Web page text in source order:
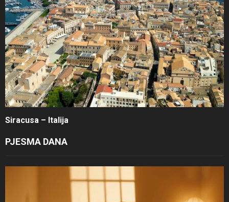
Siracusa – Italija
PJESMA DANA